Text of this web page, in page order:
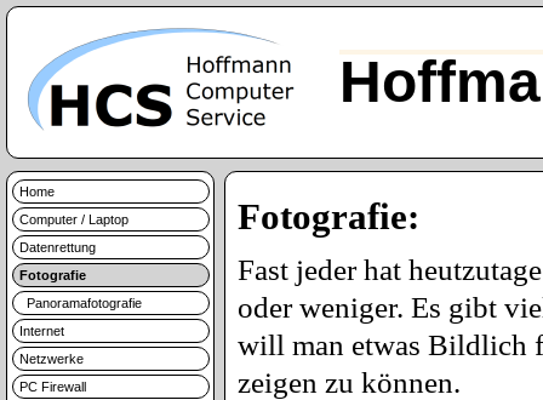
Home
Computer / Laptop
Datenrettung
Fotografie
Panoramafotografie
Internet
Netzwerke
PC Firewall
Fotografie:
Fast jeder hat
oder weniger. Es gibt
will man etwas Bildlich
zeigen zu können.